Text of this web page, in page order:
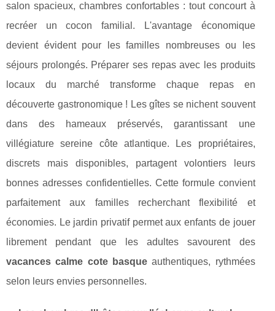
salon spacieux, chambres confortables : tout concourt à
recréer un cocon familial. L'avantage économique
devient évident pour les familles nombreuses ou les
séjours prolongés. Préparer ses repas avec les produits
locaux du marché transforme chaque repas en
découverte gastronomique ! Les gîtes se nichent souvent
dans des hameaux préservés, garantissant une
villégiature sereine côte atlantique. Les propriétaires,
discrets mais disponibles, partagent volontiers leurs
bonnes adresses confidentielles. Cette formule convient
parfaitement aux familles recherchant flexibilité et
économies. Le jardin privatif permet aux enfants de jouer
librement pendant que les adultes savourent des
vacances calme cote basqueauthentiques, rythmées
selon leurs envies personnelles.